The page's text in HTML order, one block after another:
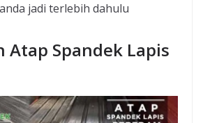
jadi terlebih dahulu
Atap Spandek Lapis